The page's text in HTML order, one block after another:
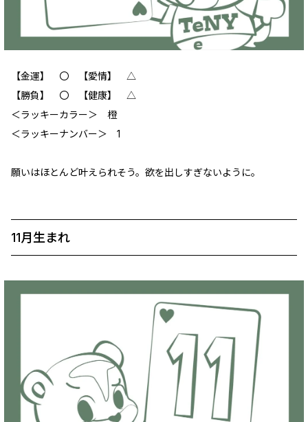
【金運】 〇 【愛情】 △
【勝負】 〇 【健康】 △
＜ラッキーカラー＞ 橙
＜ラッキーナンバー＞ 1
願いはほとんど叶えられそう。欲を出しすぎないように。
11月生まれ